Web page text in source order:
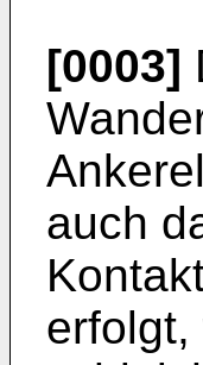
[0003]
auch